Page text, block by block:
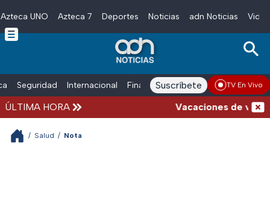
Skip to main content
Azteca UNO Azteca 7 Deportes Noticias adn Noticias
Seguridad Internacional Finanzas adn Noticias Radio
Suscríbete TV En Vivo
ÚLTIMA HORA Vacaciones de
/ Salud / Nota